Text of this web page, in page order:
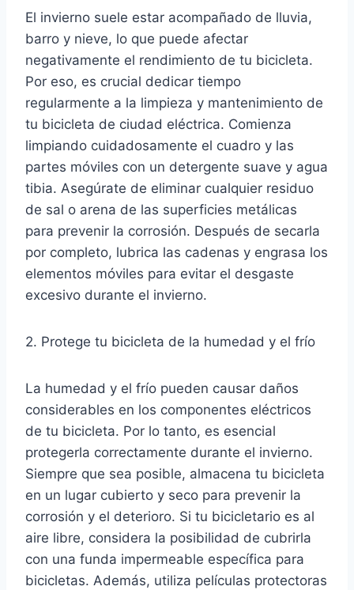
El invierno suele estar acompañado de lluvia,
barro y nieve, lo que puede afectar
negativamente el rendimiento de tu bicicleta.
Por eso, es crucial dedicar tiempo
regularmente a la limpieza y mantenimiento de
tu bicicleta de ciudad eléctrica. Comienza
limpiando cuidadosamente el cuadro y las
partes móviles con un detergente suave y agua
tibia. Asegúrate de eliminar cualquier residuo
de sal o arena de las superficies metálicas
para prevenir la corrosión. Después de secarla
por completo, lubrica las cadenas y engrasa los
elementos móviles para evitar el desgaste
excesivo durante el invierno.
2. Protege tu bicicleta de la humedad y el frío
La humedad y el frío pueden causar daños
considerables en los componentes eléctricos
de tu bicicleta. Por lo tanto, es esencial
protegerla correctamente durante el invierno.
Siempre que sea posible, almacena tu bicicleta
en un lugar cubierto y seco para prevenir la
corrosión y el deterioro. Si tu bicicletario es al
aire libre, considera la posibilidad de cubrirla
con una funda impermeable específica para
bicicletas. Además, utiliza películas protectoras